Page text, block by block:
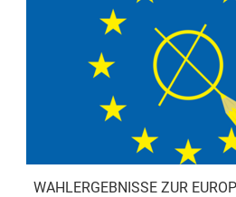
WAHLERGEBNISSE ZUR